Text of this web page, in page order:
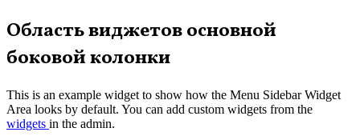
Перейти
к
содержимому
Область виджетов основной
боковой колонки
This is an example widget to show how the Menu Sidebar Widget
Area looks by default. You can add custom widgets from the
widgets in the admin.